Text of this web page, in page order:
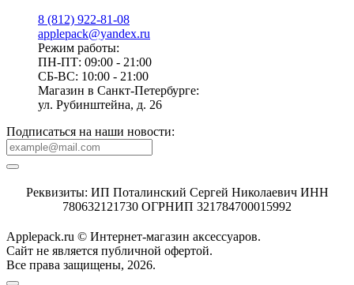
8 (812) 922-81-08
applepack@yandex.ru
Режим работы:
ПН-ПТ: 09:00 - 21:00
СБ-ВС: 10:00 - 21:00
Магазин в Санкт-Петербурге:
ул. Рубинштейна, д. 26
Подписаться на наши новости:
Реквизиты: ИП Поталинский Сергей Николаевич ИНН
780632121730 ОГРНИП 321784700015992
Applepack.ru © Интернет-магазин аксессуаров.
Cайт не является публичной офертой.
Все права защищены, 2026.